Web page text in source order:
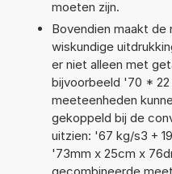
moeten zijn.
Bovendien maakt de
wiskundige
er niet alleen met
bijvoorbeeld '70 *
meeteenheden
gekoppeld bij de
uitzien: '67 kg/s3 +
'73mm x 25cm x
gecombineerde